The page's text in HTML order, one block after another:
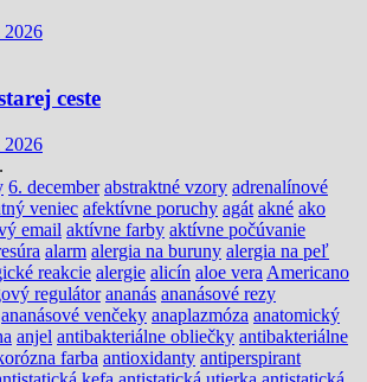
2026
ceste
2026
6. december abstraktné vzory adrenalínové
veniec afektívne poruchy agát akné ako
email aktívne farby aktívne počúvanie
alarm alergia na buruny alergia na peľ
reakcie alergie alicín aloe vera Americano
regulátor ananás ananásové rezy
ananásové venčeky anaplazmóza anatomický
anjel antibakteriálne obliečky antibakteriálne
farba antioxidanty antiperspirant